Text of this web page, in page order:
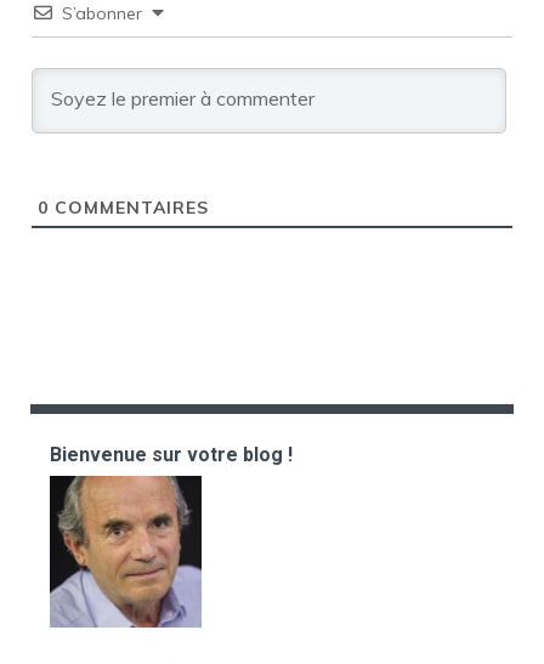
S’abonner
0 COMMENTAIRES
Bienvenue sur votre blog !